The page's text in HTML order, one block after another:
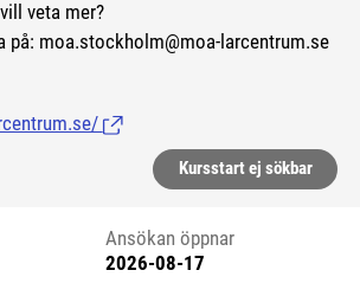
veta mer?
på: moa.stockholm@moa-larcentrum.se
(Länk till extern sida.)
Kursstart ej sökbar
Ansökan öppnar
2026-08-17